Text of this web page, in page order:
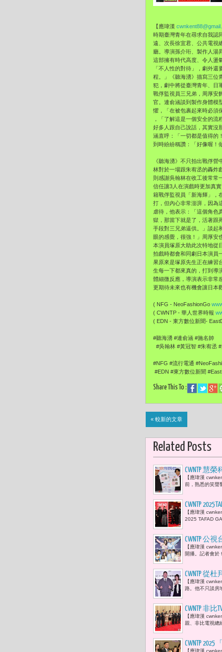
【應瑋漢
時期臺灣青年在尋求自我認
遠、次長徐宜君、公共電視
廳。導演孫介珩、製作人湯
這部擁有時代高度 、令人
「不人性的對待」，劇外還
程。」《聽海湧》描寫三位
犯，劇中將從臺灣青年、日
戰俘監視員三兄弟， 周厚安
官。連俞涵談到製作身體模
懼，「在被包裹起來時必須
，「了解這是一個安全的
好多人跟自己說話，其實沒
涵直呼：「一切都是值得的
到時紛紛稱讚：「好像喔！
《聽海湧》不只拍出戰俘
林對於一場跟朱宥丞的轟炸
則感謝吳翰林在收工後常常
信任讓3人在演戲時更加真
籍戰俘監視員「新海輝」，
打，但內心非常澎湃， 因為
虐待，他表示：「這個角色
獄，那當下就是了， 活著跟
手段對三兄弟逼供。
」談起
眼的感覺，很強！」 周厚安
本演員塚原大助此次特地從
拍戲時都會和同劇日本演員
果原來是塚原先生正在練習
生每一下都來真的，打到導
體細微反應，導演表示非常
更期待未來也有機會讓日本
( NFG - NeoFashionGo
( CWNTP - 華人世界時報
( EDN - 東方數位新聞-
#聽海湧 #連俞涵 #施名帥
#吳翰林 #黃冠智 #朱宥丞
#NFG #流行電通
#EDN #東方數位新聞
Share This To :
« 較新的文章
Related Posts
CWNTP 慧
行動 展現
【應瑋漢
前，熟悉的笑聲
CWNTP
「針織教
【應瑋漢
2025 TAFAD
CWNTP 公
登場「搭
【應瑋漢
開播。記者會於
CWNTP 從
實驗 「真
【應瑋漢
路。他不只談房
CWNTP 非
共築善的
【應瑋漢
親、非比電視總
CWNTP
【應瑋漢